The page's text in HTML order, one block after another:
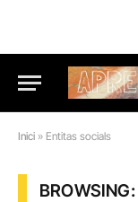
Inici » Entitas socials
BROWSING: